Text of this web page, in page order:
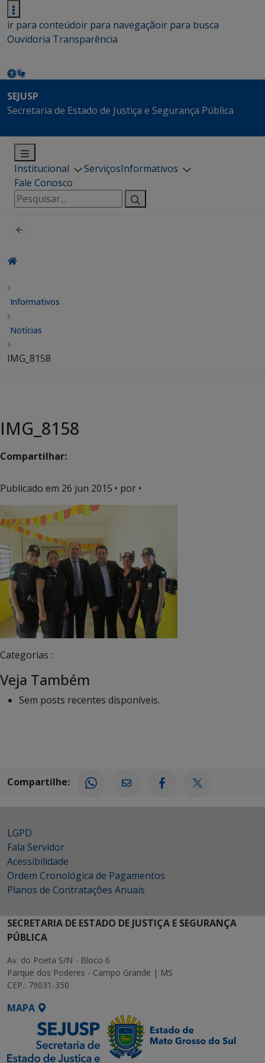
ir para conteúdoir para navegaçãoir para busca
Ouvidoria Transparência
SEJUSP
Secretaria de Estado de Justiça e Segurança Pública
Institucional ServiçosInformativos
Fale Conosco
Pesquisar
por:
Informativos
Notícias
IMG_8158
IMG_8158
Compartilhar:
Publicado em 26 jun 2015 • por •
Categorias :
Veja Também
Sem posts recentes disponíveis.
Compartilhe:
LGPD
Fala Servidor
Acessibilidade
Ordem Cronológica de Pagamentos
Planos de Contratações Anuais
SECRETARIA DE ESTADO DE JUSTIÇA E SEGURANÇA
PÚBLICA
Av. do Poeta S/N - Bloco 6
Parque dos Poderes - Campo Grande | MS
CEP.: 79031-350
MAPA